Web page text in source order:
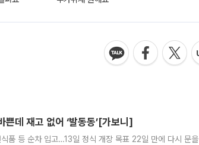
데 재고 없어 ‘발동동’[가보니]
품 등 순차 입고…13일 정식 개장 목표 22일 만에 다시 문을